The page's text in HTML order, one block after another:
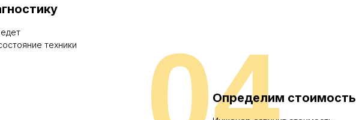
техники
Определим стоимость